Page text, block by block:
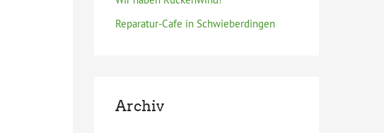
Reparatur-Cafe in Schwieberdingen
Archiv